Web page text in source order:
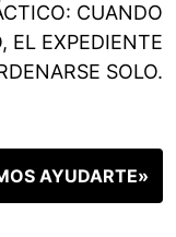
CUANDO
EL EXPEDIENTE
SOLO.
AYUDARTE»